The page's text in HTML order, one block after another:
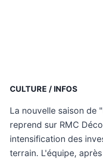
CULTURE / INFOS
La nouvelle saison de
reprend sur RMC
intensification des
terrain. L'équipe,